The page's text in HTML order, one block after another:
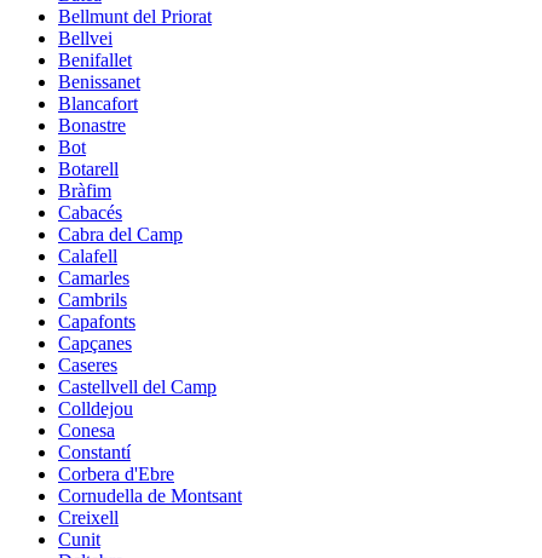
Bellmunt del Priorat
Bellvei
Benifallet
Benissanet
Blancafort
Bonastre
Bot
Botarell
Bràfim
Cabacés
Cabra del Camp
Calafell
Camarles
Cambrils
Capafonts
Capçanes
Caseres
Castellvell del Camp
Colldejou
Conesa
Constantí
Corbera d'Ebre
Cornudella de Montsant
Creixell
Cunit